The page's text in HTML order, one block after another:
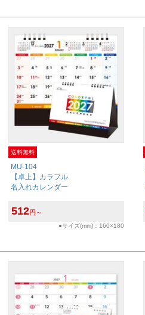
送料無料
MU-104
【卓上】カラフル
名入れカレンダー
512円～
●サイズ(mm)：160×180